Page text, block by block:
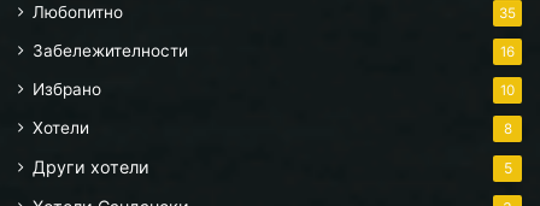
Любопитно 35
Забележителности 16
Избрано 10
Хотели 8
Други хотели 5